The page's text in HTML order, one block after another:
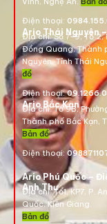
Điện thoại:
Ario Thái Nguyên
Địa chỉ: Số 7-9, Tổ 2,
Đồng Quang, Thành
Nguyên, Tỉnh Thái
đồ
Điện thoại:
Ario Bắc Kạn
Địa chỉ:Tổ 9B,
Thành phố Bắc Kạn,
Bản đồ
Điện thoại:
Ario Phú Quốc –
Anh Thư
Địa chỉ:Tổ1, KP7, P.
Quốc, Kiên Giang.
Bản đồ